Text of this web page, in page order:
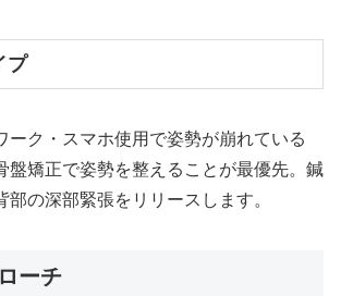
プ
ーク・スマホ使用で姿勢が崩れている
盤矯正で姿勢を整えることが最優先。鍼
部の深部緊張をリリースします。
ーチ